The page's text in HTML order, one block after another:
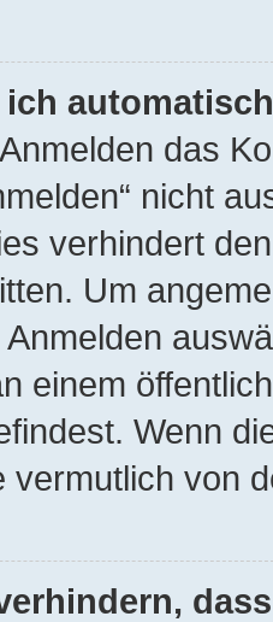
ich
das
nicht
verhindert
Um
einem
Wenn
vermutlich von